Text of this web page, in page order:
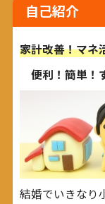
自己紹介
家計改善！マ
便利！簡単！
結婚でいきなり